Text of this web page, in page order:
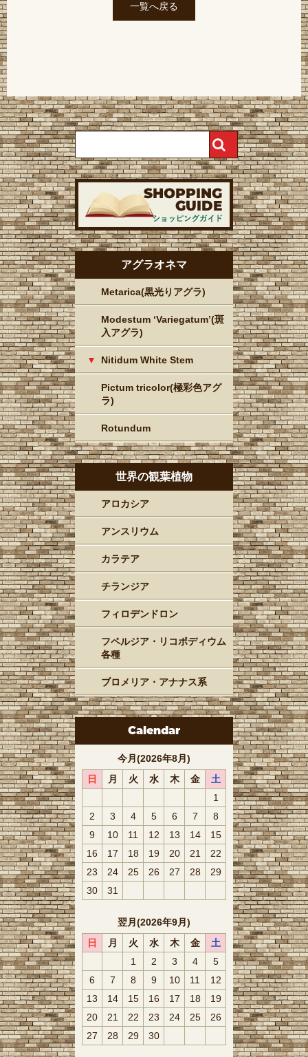
一覧へ戻る
アグラオネマ
Metarica(黒光りアグラ)
Modestum ‘Variegatum’(斑
入アグラ)
Nitidum White Stem
Pictum tricolor(極彩色アグ
ラ)
Rotundum
世界の観葉植物
アロカシア
アンスリウム
カラテア
チランジア
フィロデンドロン
フペルジア・リコポディウム
各種
ブロメリア・アナナス系
Calendar
今月(2026年8月)
日
月 火 水 木 金
土
1
2
3 4 5 6 7
8
9
10 11 12 13 14
15
16
17 18 19 20 21
22
23
24 25 26 27 28
29
30
31
翌月(2026年9月)
日
月 火 水 木 金
土
1
2 3 4
5
6
7 8 9 10 11
12
13
14 15 16 17 18
19
20
21 22 23 24 25
26
27
28 29 30